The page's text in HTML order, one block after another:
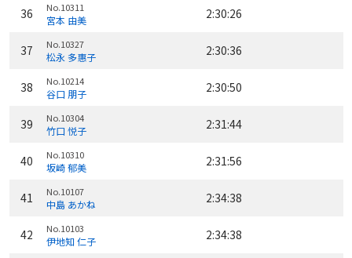
36 No.10311
宮本 由美 2:30:26
37 No.10327
松永 多惠子 2:30:36
38 No.10214
谷口 朋子 2:30:50
39 No.10304
竹口 悦子 2:31:44
40 No.10310
坂崎 郁美 2:31:56
41 No.10107
中島 あかね 2:34:38
42 No.10103
伊地知 仁子 2:34:38